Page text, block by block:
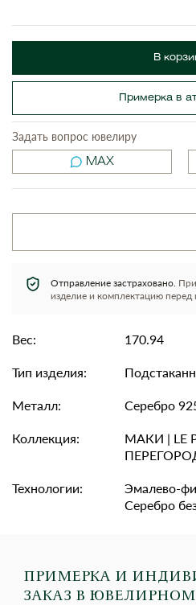
В
Примерка в
Задать вопрос ювелиру
MAX
Отправление застраховано.
изделие и комплектацию перед
Вес:
170.94
Тип изделия:
Металл:
Серебро
Коллекция:
МАКИ | LE
Технологии:
Эмалево-
Серебро
ПРИМЕРКА И
ЗАКАЗ В ЮВЕЛИРНОМ